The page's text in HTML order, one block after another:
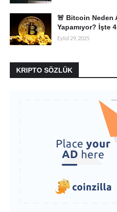
🚨 Bitcoin Neden
Yapamıyor? İşte
Eylül 29, 2025
KRIPTO SÖZLÜK